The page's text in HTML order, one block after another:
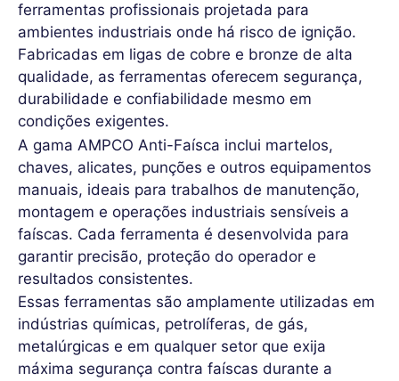
ferramentas profissionais projetada para
ambientes industriais onde há risco de ignição.
Fabricadas em ligas de cobre e bronze de alta
qualidade, as ferramentas oferecem segurança,
durabilidade e confiabilidade mesmo em
condições exigentes.
A gama AMPCO Anti-Faísca inclui martelos,
chaves, alicates, punções e outros equipamentos
manuais, ideais para trabalhos de manutenção,
montagem e operações industriais sensíveis a
faíscas. Cada ferramenta é desenvolvida para
garantir precisão, proteção do operador e
resultados consistentes.
Essas ferramentas são amplamente utilizadas em
indústrias químicas, petrolíferas, de gás,
metalúrgicas e em qualquer setor que exija
máxima segurança contra faíscas durante a